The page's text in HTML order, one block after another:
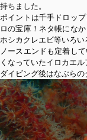
持ちました。
ポイントは千手ドロッ
ロの宝庫！ネタ帳にな
ホシカクレエビ等いろい
ノースエンドも定着し
くなっていたイロカエ
ダイビング後はなぶらの